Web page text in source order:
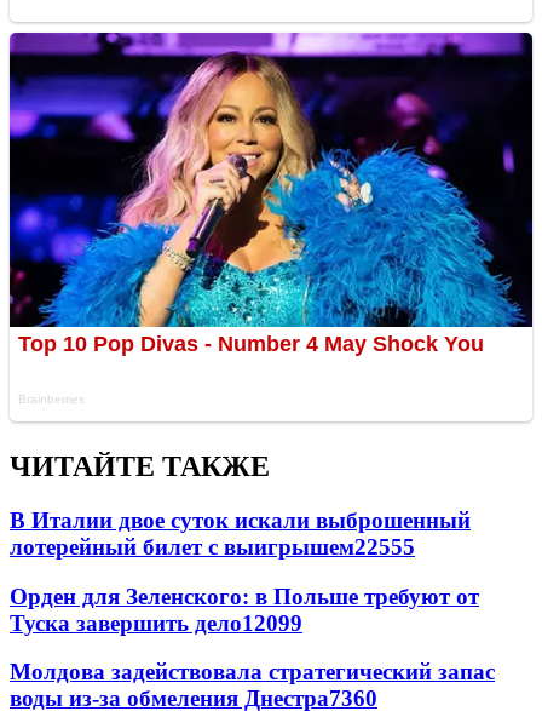
ЧИТАЙТЕ ТАКЖЕ
В Италии двое суток искали выброшенный
лотерейный билет с выигрышем22555
Орден для Зеленского: в Польше требуют от
Туска завершить дело12099
Молдова задействовала стратегический запас
воды из-за обмеления Днестра7360